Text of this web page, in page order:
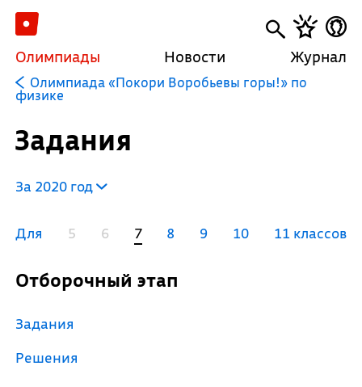
Олимпиады Новости Журнал
Олимпиада «Покори Воробьевы горы!» по
физике
Задания
За 2020 год
Для 5 6 7 8 9 10 11 классов
Отборочный этап
Задания
Решения